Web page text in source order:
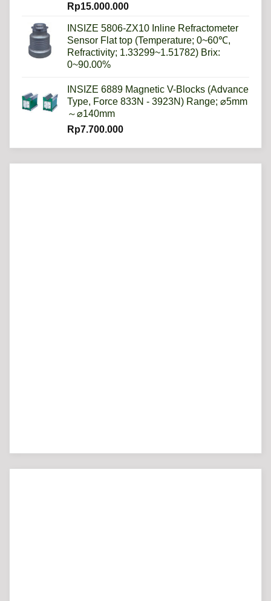
Rp15.000.000
INSIZE 5806-ZX10 Inline Refractometer
Sensor Flat top (Temperature; 0~60℃,
Refractivity; 1.33299~1.51782) Brix:
0~90.00%
INSIZE 6889 Magnetic V-Blocks (Advance
Type, Force 833N - 3923N) Range; ⌀5mm
～⌀140mm
Rp7.700.000